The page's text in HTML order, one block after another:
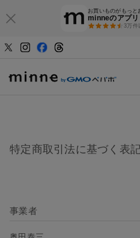
お買いものがもっと
minneのアプリ
3万件
ハ
特定商取引法に基づく表
事業者